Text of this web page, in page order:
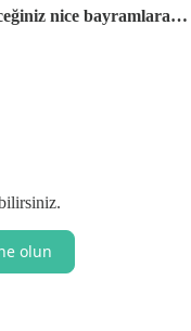
nice bayramlara…
olun